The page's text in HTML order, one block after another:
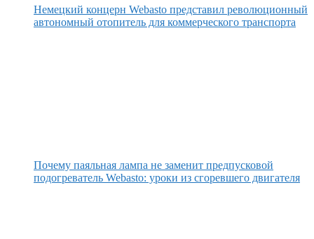
Немецкий концерн Webasto представил революционный
автономный отопитель для коммерческого транспорта
Почему паяльная лампа не заменит предпусковой
подогреватель Webasto: уроки из сгоревшего двигателя